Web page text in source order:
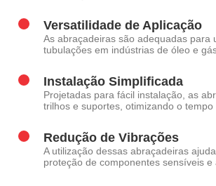
Versatilidade de Aplicação
As abraçadeiras são adequadas para
tubulações em indústrias de óleo e
Instalação Simplificada
Projetadas para fácil instalação, as
trilhos e suportes, otimizando o
Redução de Vibrações
A utilização dessas abraçadeiras
proteção de componentes sensíveis